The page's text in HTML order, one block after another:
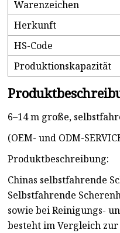
Warenzeichen
Herkunft
HS-Code
Produktionskapazität
6–14 m große,
(OEM- und ODM-
Produktbeschreibung:
Chinas selbstfahrende
Selbstfahrende
sowie bei Reinigungs-
besteht im Vergleich